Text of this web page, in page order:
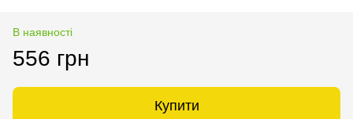
В наявності
556 грн
Купити